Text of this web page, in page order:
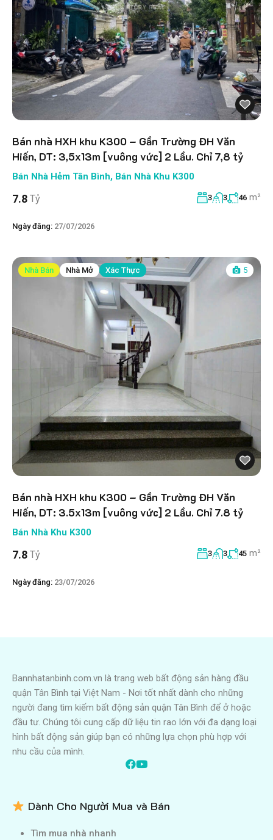
Bán nhà HXH khu K300 – Gần Trường ĐH Văn
Hiến, DT: 3,5x13m [vuông vức] 2 Lầu. Chỉ 7,8 tỷ
Bán Nhà Hẻm Tân Bình, Bán Nhà Khu K300
7.8 Tỷ 3 3 46 m²
Ngày đăng: 27/07/2026
Nhà Bán Nhà Mở Xác Thực 5
Bán nhà HXH khu K300 – Gần Trường ĐH Văn
Hiến, DT: 3.5x13m [vuông vức] 2 Lầu. Chỉ 7.8 tỷ
Bán Nhà Khu K300
7.8 Tỷ 3 3 45 m²
Ngày đăng: 23/07/2026
Bannhatanbinh.com.vn là trang web bất động sản hàng đầu
quận Tân Bình tại Việt Nam - Nơi tốt nhất dành cho những
người đang tìm kiếm bất động sản quận Tân Bình để ở hoặc
đầu tư. Chúng tôi cung cấp dữ liệu tin rao lớn với đa dạng loại
hình bất động sản giúp bạn có những lựa chọn phù hợp với
nhu cầu của mình.
Dành Cho Người Mua và Bán
Tìm mua nhà nhanh